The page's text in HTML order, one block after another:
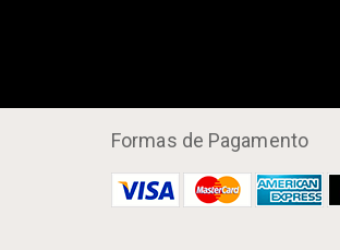
Formas de Pagamento